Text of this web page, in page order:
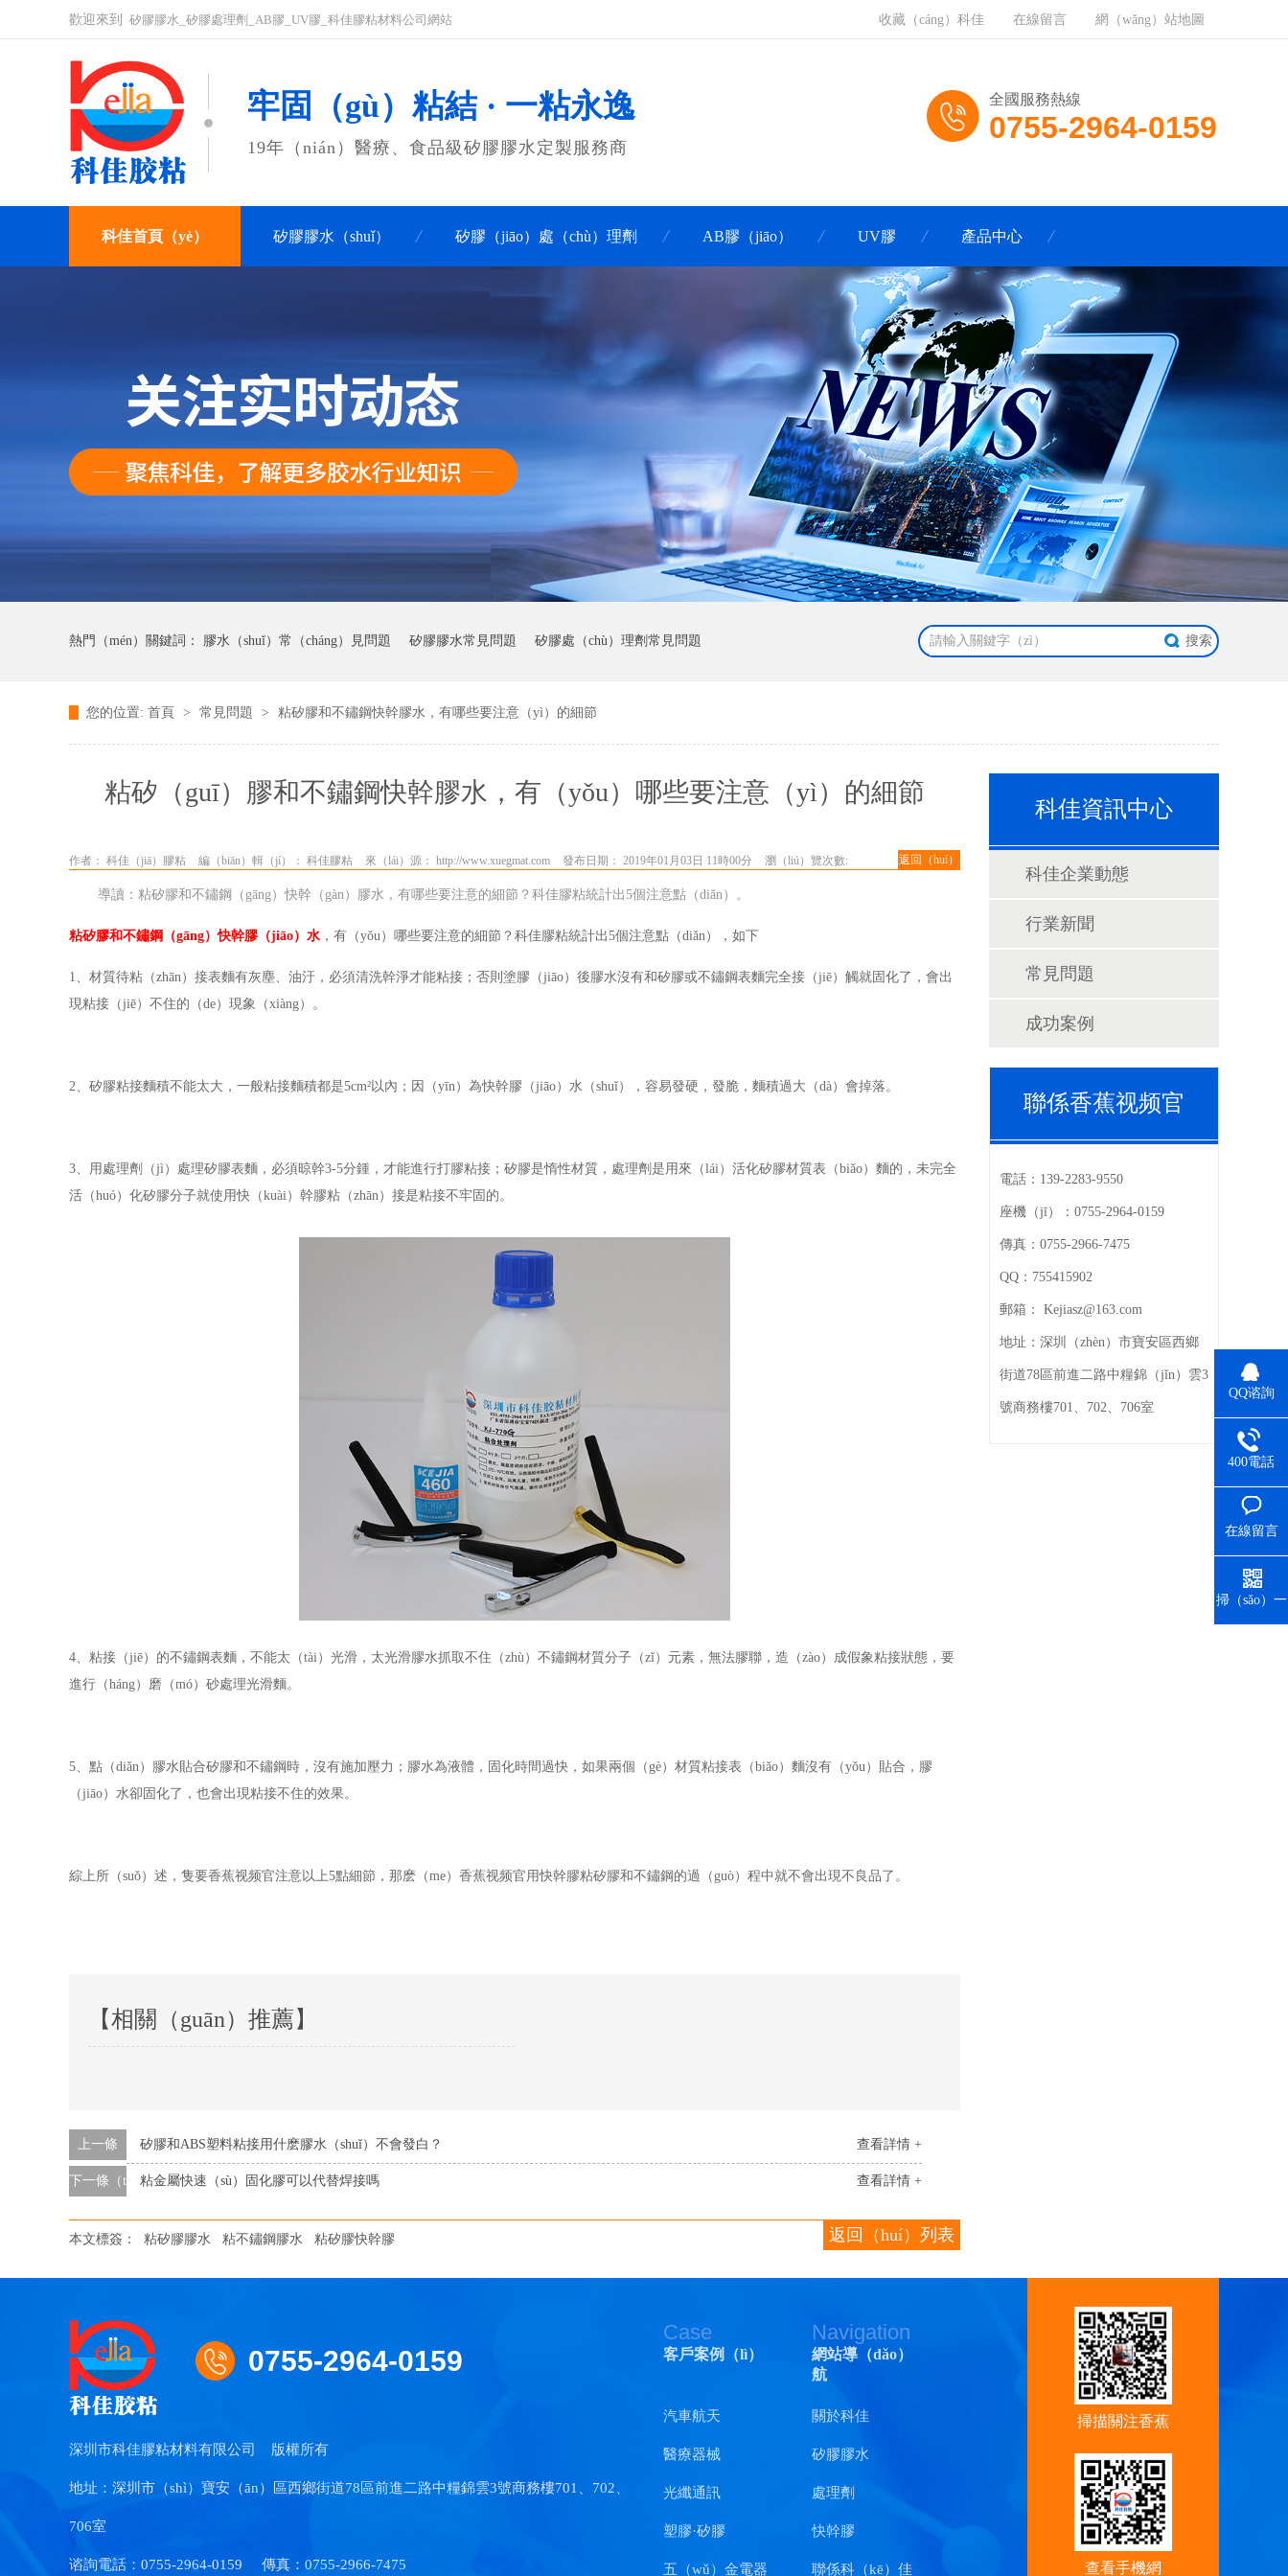
歡迎來到 矽膠膠水_矽膠處理劑_AB膠_UV膠_科佳膠粘材料公司網站 收藏（cáng）科佳 在線留言 網（wǎng）站地圖
牢固（gù）粘結 · 一粘永逸
19年（nián）醫療、食品級矽膠膠水定製服務商
全國服務熱線
0755-2964-0159
科佳首頁（yè） 矽膠膠水（shuǐ） 矽膠（jiāo）處（chù）理劑 AB膠（jiāo） UV膠 產品中心
聯係科佳
熱門（mén）關鍵詞： 膠水（shuǐ）常（cháng）見問題 矽膠膠水常見問題 矽膠處（chù）理劑常見問題
AB膠常見（jiàn）問題 快幹膠膠常見（jiàn）問題
您的位置: 首頁 > 常見問題 > 粘矽膠和不鏽鋼快幹膠水，有哪些要注意（yì）的細節
粘矽（guī）膠和不鏽鋼快幹膠水，有（yǒu）哪些要注意（yì）的細節
返回（huí）
作者： 科佳（jiā）膠粘 編（biān）輯（jí）： 科佳膠粘 來（lái）源： http://www.xuegmat.com 發布日期： 2019年01月03日 11時00分 瀏（liú）覽次數:
導讀：粘矽膠和不鏽鋼（gāng）快幹（gàn）膠水，有哪些要注意的細節？科佳膠粘統計出5個注意點（diǎn）。
粘矽膠和不鏽鋼（gāng）快幹膠（jiāo）水，有（yǒu）哪些要注意的細節？科佳膠粘統計出5個注意點（diǎn），如下
1、材質待粘（zhān）接表麵有灰塵、油汙，必須清洗幹淨才能粘接；否則塗膠（jiāo）後膠水沒有和矽膠或不鏽鋼表麵完全接（jiē）觸就固化了，會出
現粘接（jiē）不住的（de）現象（xiàng）。
2、矽膠粘接麵積不能太大，一般粘接麵積都是5cm²以內；因（yīn）為快幹膠（jiāo）水（shuǐ），容易發硬，發脆，麵積過大（dà）會掉落。
3、用處理劑（jì）處理矽膠表麵，必須晾幹3-5分鍾，才能進行打膠粘接；矽膠是惰性材質，處理劑是用來（lái）活化矽膠材質表（biǎo）麵的，未完全
活（huó）化矽膠分子就使用快（kuài）幹膠粘（zhān）接是粘接不牢固的。
4、粘接（jiē）的不鏽鋼表麵，不能太（tài）光滑，太光滑膠水抓取不住（zhù）不鏽鋼材質分子（zǐ）元素，無法膠聯，造（zào）成假象粘接狀態，要
進行（háng）磨（mó）砂處理光滑麵。
5、點（diǎn）膠水貼合矽膠和不鏽鋼時，沒有施加壓力；膠水為液體，固化時間過快，如果兩個（gè）材質粘接表（biǎo）麵沒有（yǒu）貼合，膠
（jiāo）水卻固化了，也會出現粘接不住的效果。
綜上所（suǒ）述，隻要香蕉视频官注意以上5點細節，那麽（me）香蕉视频官用快幹膠粘矽膠和不鏽鋼的過（guò）程中就不會出現不良品了。
【相關（guān）推薦】
查看詳情 +
上一條 矽膠和ABS塑料粘接用什麽膠水（shuǐ）不會發白？
查看詳情 +
下一條（tiáo）粘金屬快速（sù）固化膠可以代替焊接嗎
返回（huí）列表
本文標簽： 粘矽膠膠水 粘不鏽鋼膠水 粘矽膠快幹膠
科佳資訊中心
科佳企業動態
行業新聞
常見問題
成功案例
聯係香蕉视频官
（men）
電話： 139-2283-9550
座機（jī）： 0755-2964-0159
傳真： 0755-2966-7475
QQ： 755415902
郵箱： Kejiasz@163.com
地址： 深圳（zhèn）市寶安區西鄉
街道78區前進二路中糧錦（jǐn）雲3
號商務樓701、702、706室
0755-2964-0159
深圳市科佳膠粘材料有限公司 版權所有
地址：深圳市（shì）寶安（ān）區西鄉街道78區前進二路中糧錦雲3號商務樓701、702、
706室
谘詢電話：0755-2964-0159 傳真：0755-2966-7475
Case
客戶案例（lì）
汽車航天
醫療器械
光纖通訊
塑膠·矽膠
五（wǔ）金電器
Navigation
網站導（dǎo）
航
關於科佳
矽膠膠水
處理劑
快幹膠
聯係科（kē）佳
掃描關注香蕉
视频官
查看手機網
QQ谘詢
400電話
在線留言
掃（sǎo）一